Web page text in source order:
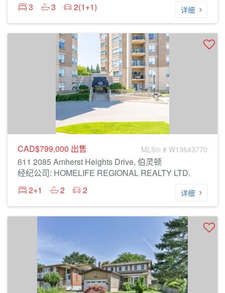
3
3 2(1+1) 详细
CAD$799,000 出售 MLS® # W13643770
611 2085 Amherst Heights Drive, 伯灵顿
经纪公司: HOMELIFE REGIONAL REALTY LTD.
2+1
2 2 详细